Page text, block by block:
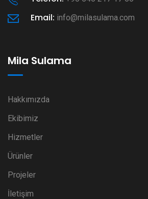
Email: info@milasulama.com
Mila Sulama
Hakkımızda
Ekibimiz
Hizmetler
Ürünler
Projeler
İletişim